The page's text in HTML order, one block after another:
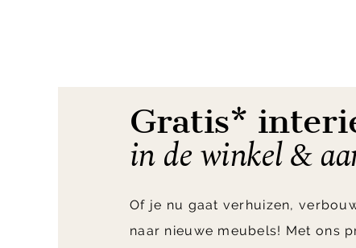
Gratis*
in de winkel &
Of je nu gaat verhuizen,
naar nieuwe meubels! Met ons